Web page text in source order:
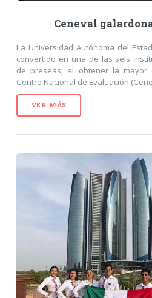
Ceneval
La Universidad Autónoma del
convertido en una de las seis
de preseas, al obtener la mayor
Centro Nacional de Evaluación
VER MÁS